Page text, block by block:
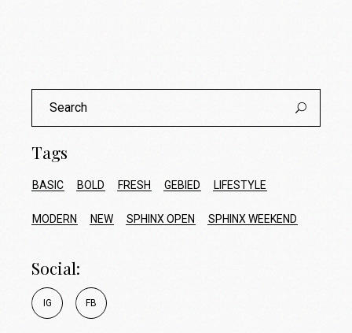
Search
for:
Tags
BASIC BOLD FRESH GEBIED LIFESTYLE
MODERN NEW SPHINX OPEN SPHINX WEEKEND
Social:
IG FB